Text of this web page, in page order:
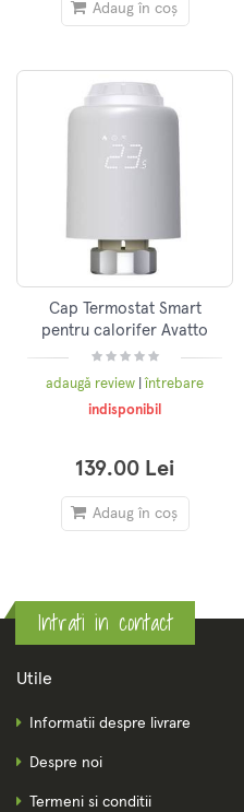
Adaug în coș
Cap Termostat Smart
pentru calorifer Avatto
TRV07 Zigbee 3.0 TUYA,
Alb
adaugă review |întrebare
indisponibil
139.00 Lei
Adaug în coș
Intrati in contact
Utile
Informatii despre livrare
Despre noi
Termeni si conditii